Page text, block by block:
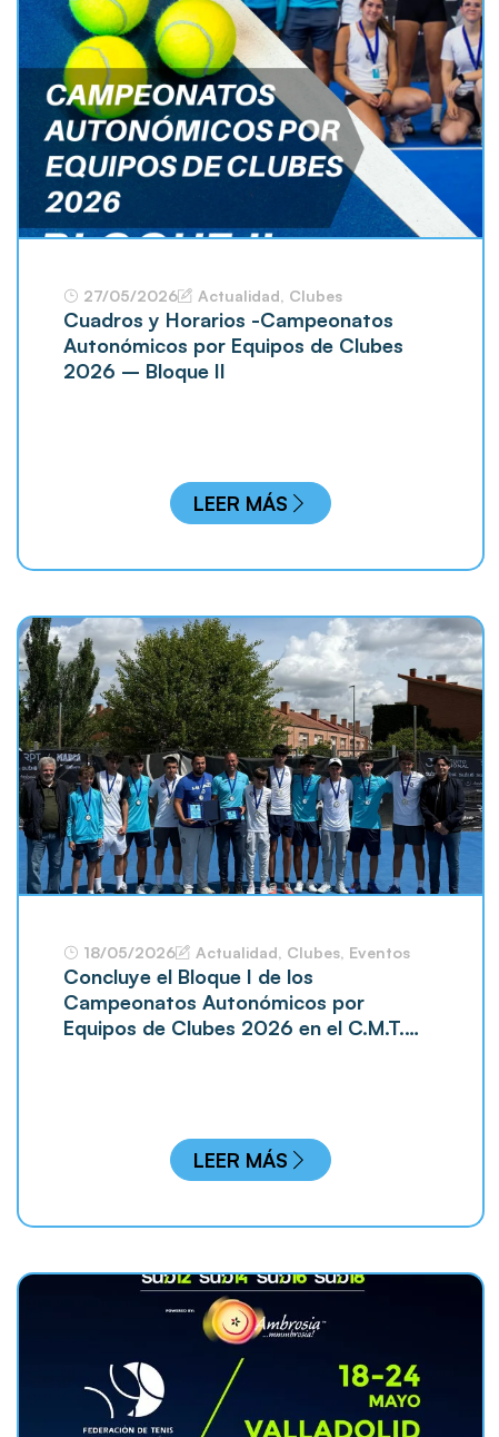
27/05/2026 Actualidad, Clubes
Cuadros y Horarios -Campeonatos
Autonómicos por Equipos de Clubes
2026 – Bloque II
LEER MÁS
18/05/2026 Actualidad, Clubes, Eventos
Concluye el Bloque I de los
Campeonatos Autonómicos por
Equipos de Clubes 2026 en el C.M.T.
LEER MÁS